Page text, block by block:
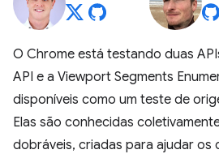
O Chrome está testando duas
API e a Viewport Segments
disponíveis como um teste de
Elas são conhecidas
dobráveis, criadas para ajudar os